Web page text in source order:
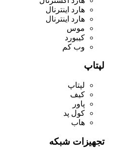
هارد اینترنال
هارد اینترنال
موس
کیبورد
وب کم
لپتاپ
لپتاپ
کیف
پاور
کول پد
هاب
تجهیزات شبکه